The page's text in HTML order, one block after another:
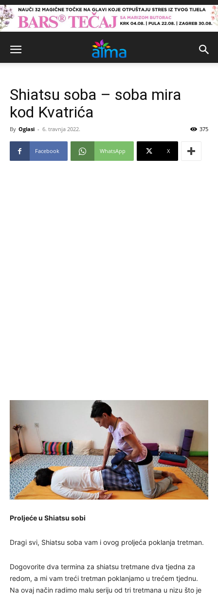
Shiatsu soba – soba mira
kod Kvatrića
By Oglasi - 6. travnja 2022. 375
Facebook WhatsApp X
Proljeće u Shiatsu sobi
Dragi svi, Shiatsu soba vam i ovog proljeća poklanja tretman.
Dogovorite dva termina za shiatsu tretmane dva tjedna za
redom, a mi vam treći tretman poklanjamo u trećem tjednu.
Na ovaj način radimo malu seriju od tri tretmana u nizu što je